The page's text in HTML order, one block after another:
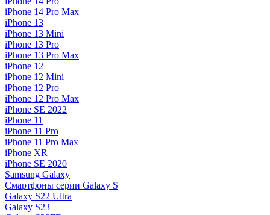
iPhone 14 Pro Max
iPhone 13
iPhone 13 Mini
iPhone 13 Pro
iPhone 13 Pro Max
iPhone 12
iPhone 12 Mini
iPhone 12 Pro
iPhone 12 Pro Max
iPhone SE 2022
iPhone 11
iPhone 11 Pro
iPhone 11 Pro Max
iPhone XR
iPhone SE 2020
Samsung Galaxy
Смартфоны серии Galaxy S
Galaxy S22 Ultra
Galaxy S23